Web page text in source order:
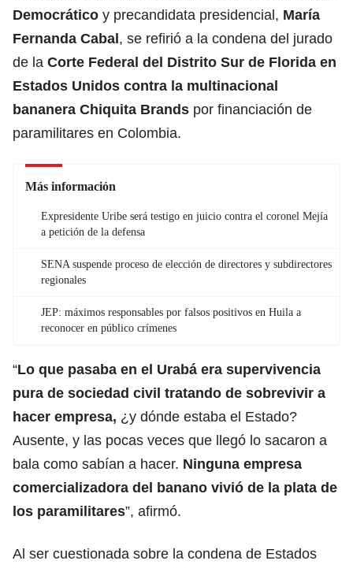
Democrático y precandidata presidencial, María
Fernanda Cabal, se refirió a la condena del jurado
de la Corte Federal del Distrito Sur de Florida en
Estados Unidos contra la multinacional
bananera Chiquita Brands por financiación de
paramilitares en Colombia.
Más información
Expresidente Uribe será testigo en juicio contra el coronel Mejía
a petición de la defensa
SENA suspende proceso de elección de directores y subdirectores
regionales
JEP: máximos responsables por falsos positivos en Huila a
reconocer en público crímenes
“Lo que pasaba en el Urabá era supervivencia
pura de sociedad civil tratando de sobrevivir a
hacer empresa, ¿y dónde estaba el Estado?
Ausente, y las pocas veces que llegó lo sacaron a
bala como sabían a hacer. Ninguna empresa
comercializadora del banano vivió de la plata de
los paramilitares”, afirmó.
Al ser cuestionada sobre la condena de Estados